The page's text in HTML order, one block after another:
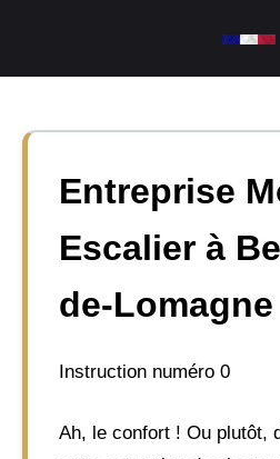
contenu
Entreprise
Escalier à
de-Lomagne
Instruction numéro 0
Ah, le confort ! Ou plutôt,